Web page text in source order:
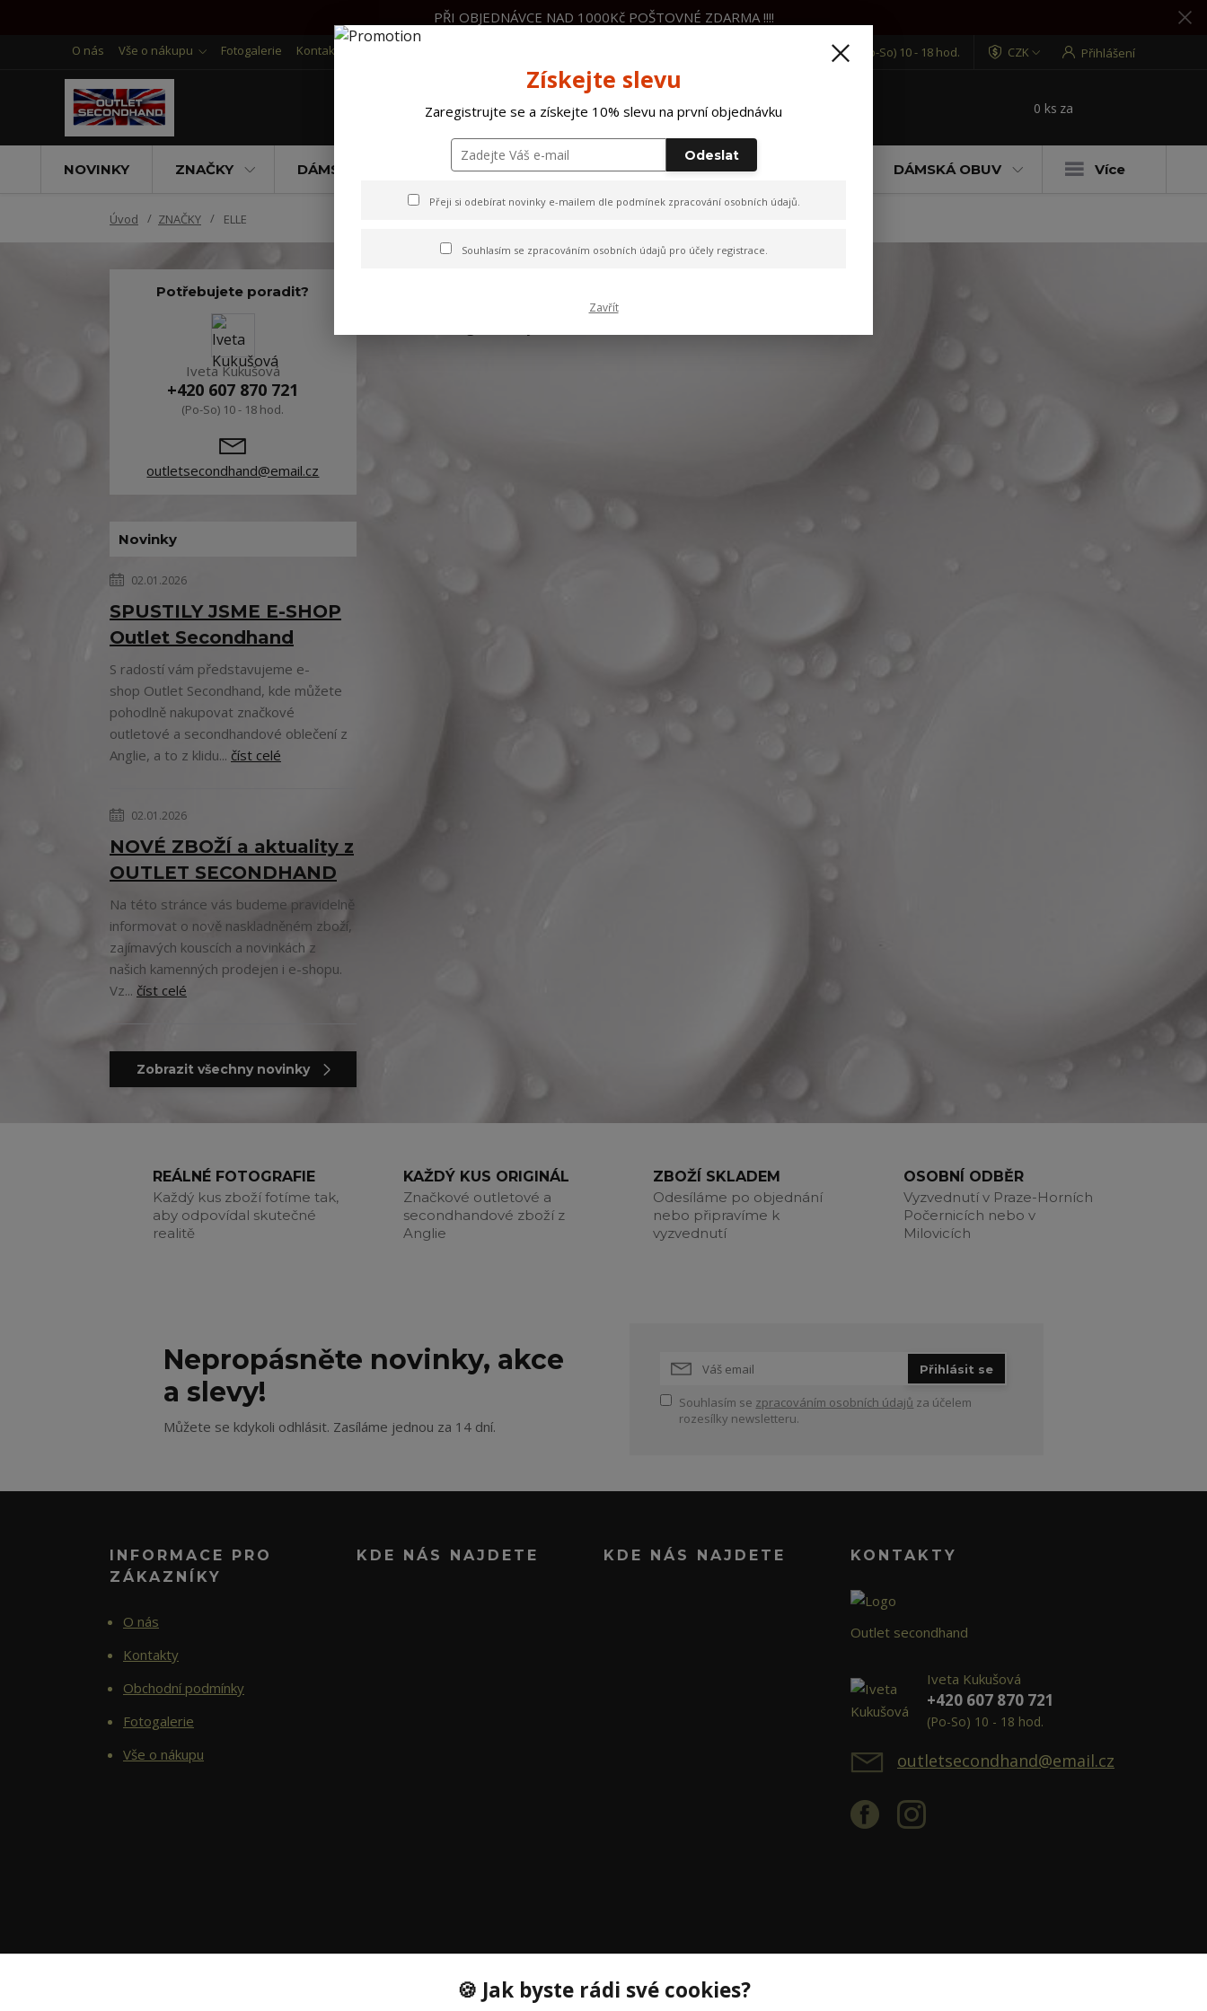
PŘI OBJEDNÁVCE NAD 1000Kč POŠTOVNÉ ZDARMA !!!!
O nás Vše o nákupu Fotogalerie Kontakty CZK Přihlášení
Hledat
+420 607 870 721 (Po-So) 10 - 18 hod.
0 ks za
NOVINKY ZNAČKY DÁMSKÉ OBLEČENÍ PÁNSKÉ OBLEČENÍ DĚTSKÉ OBLEČENÍ DÁMSKÁ OBUV Více
Úvod ZNAČKY ELLE
Potřebujete poradit?
Iveta Kukušová
+420 607 870 721
(Po-So) 10 - 18 hod.
outletsecondhand@email.cz
Novinky
02.01.2026
SPUSTILY JSME E-SHOP
Outlet Secondhand
S radostí vám představujeme e-
shop Outlet Secondhand, kde můžete
pohodlně nakupovat značkové
outletové a secondhandové oblečení z
Anglie, a to z klidu... číst celé
02.01.2026
NOVÉ ZBOŽÍ a aktuality z
OUTLET SECONDHAND
Na této stránce vás budeme pravidelně
informovat o nově naskladněném zboží,
zajímavých kouscích a novinkách z
našich kamenných prodejen i e-shopu.
Vz... číst celé
Zobrazit všechny novinky
REÁLNÉ FOTOGRAFIE
Každý kus zboží fotíme tak,
aby odpovídal skutečné
realitě
KAŽDÝ KUS ORIGINÁL
Značkové outletové a
secondhandové zboží z
Anglie
ZBOŽÍ SKLADEM
Odesíláme po objednání
nebo připravíme k
vyzvednutí
OSOBNÍ ODBĚR
Vyzvednutí v Praze-Horních
Počernicích nebo v
Milovicích
Nepropásněte novinky, akce
a slevy!
Můžete se kdykoli odhlásit. Zasíláme jednou za 14 dní.
Přihlásit se
Souhlasím se zpracováním osobních údajů za účelem
rozesílky newsletteru.
INFORMACE PRO
ZÁKAZNÍKY
O nás
Kontakty
Obchodní podmínky
Fotogalerie
Vše o nákupu
KDE NÁS NAJDETE KDE NÁS NAJDETE KONTAKTY
Outlet secondhand
Iveta Kukušová
+420 607 870 721
(Po-So) 10 - 18 hod.
outletsecondhand@email.cz
Získejte slevu
Zaregistrujte se a získejte 10% slevu na první objednávku
Odeslat
Přeji si odebírat novinky e-mailem dle podmínek zpracování osobních údajů.
Souhlasím se zpracováním osobních údajů pro účely registrace.
Zavřít
🍪 Jak byste rádi své cookies?